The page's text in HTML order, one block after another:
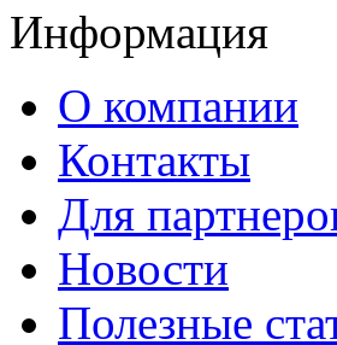
Информация
О компании
Контакты
Для
Новости
Полезные